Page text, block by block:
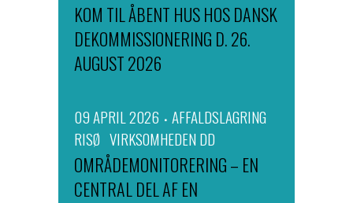
KOM TIL ÅBENT HUS HOS DANSK
DEKOMMISSIONERING D. 26.
AUGUST 2026
09 APRIL 2026
AFFALDSLAGRING
RISØ VIRKSOMHEDEN DD
OMRÅDEMONITORERING – EN
CENTRAL DEL AF EN